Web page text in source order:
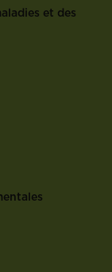
et des